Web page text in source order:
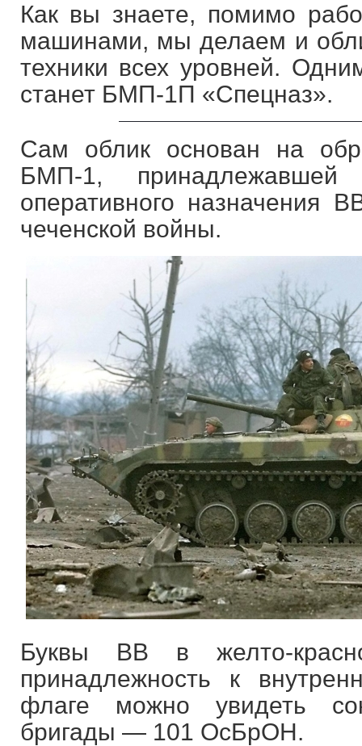
Как вы знаете, помимо
машинами, мы делаем и
техники всех уровней.
станет БМП-1П «Спецназ».
Сам облик основан на
БМП-1,
оперативного
чеченской войны.
Буквы ВВ в желто-
принадлежность к
флаге можно увидеть
бригады — 101 ОсБрОН.